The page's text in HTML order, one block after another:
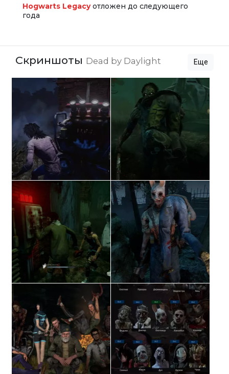
Hogwarts Legacyотложен до следующего
года
Скриншоты Dead by Daylight Еще